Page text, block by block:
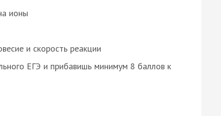
ионы
и скорость реакции
ЕГЭ и прибавишь минимум 8 баллов к